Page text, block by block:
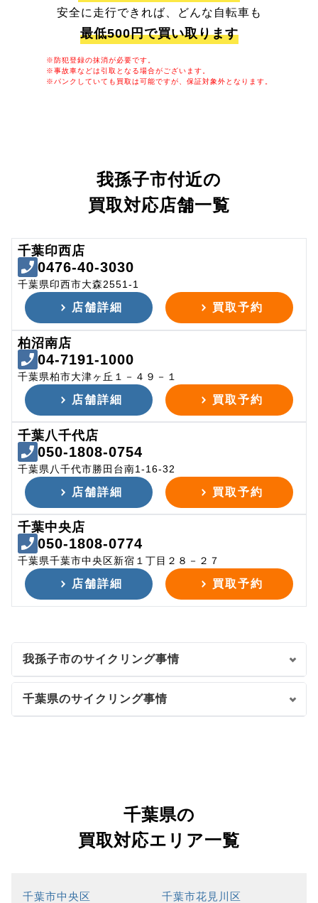
安全に走行できれば、どんな自転車も
最低500円で買い取ります
※防犯登録の抹消が必要です。
※事故車などは引取となる場合がございます。
※パンクしていても買取は可能ですが、保証対象外となります。
我孫子市付近の
買取対応店舗一覧
千葉印西店
0476-40-3030
千葉県印西市大森2551-1
店舗詳細 買取予約
柏沼南店
04-7191-1000
千葉県柏市大津ヶ丘１－４９－１
店舗詳細 買取予約
千葉八千代店
050-1808-0754
千葉県八千代市勝田台南1-16-32
店舗詳細 買取予約
千葉中央店
050-1808-0774
千葉県千葉市中央区新宿１丁目２８－２７
店舗詳細 買取予約
我孫子市のサイクリング事情
千葉県のサイクリング事情
千葉県の
買取対応エリア一覧
千葉市中央区 千葉市花見川区